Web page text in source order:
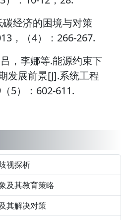
经济的困境与对策
，（4）：266-267.
，李娜等.能源约束下
发展前景[J].系统工程
5）：602-611.
视探析
及其教育策略
其解决对策